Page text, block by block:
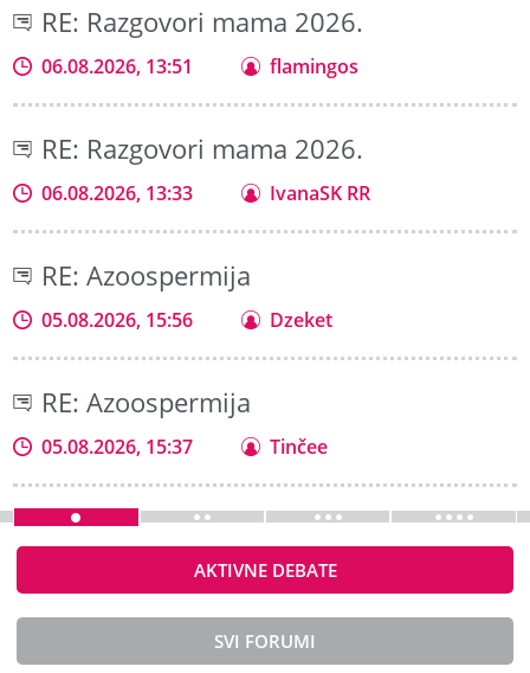
RE: Razgovori mama 2026.
06.08.2026, 13:51 flamingos
RE: Razgovori mama 2026.
06.08.2026, 13:33 IvanaSK RR
RE: Azoospermija
05.08.2026, 15:56 Dzeket
RE: Azoospermija
05.08.2026, 15:37 Tinčee
AKTIVNE DEBATE
SVI FORUMI